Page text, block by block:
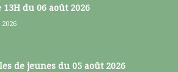
13H du 06 août 2026
de jeunes du 05 août 2026